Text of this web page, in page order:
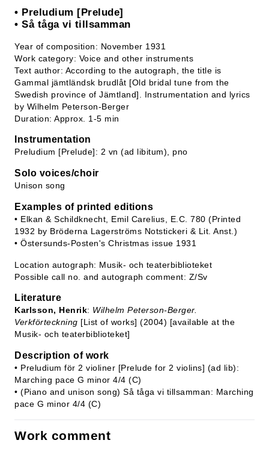
• Preludium [Prelude]
• Så tåga vi tillsamman
Year of composition: November 1931
Work category: Voice and other instruments
Text author: According to the autograph, the title is
Gammal jämtländsk brudlåt [Old bridal tune from the
Swedish province of Jämtland]. Instrumentation and lyrics
by Wilhelm Peterson-Berger
Duration: Approx. 1-5 min
Instrumentation
Preludium [Prelude]: 2 vn (ad libitum), pno
Solo voices/choir
Unison song
Examples of printed editions
• Elkan & Schildknecht, Emil Carelius, E.C. 780 (Printed
1932 by Bröderna Lagerströms Notstickeri & Lit. Anst.)
• Östersunds-Posten's Christmas issue 1931
Location autograph: Musik- och teaterbiblioteket
Possible call no. and autograph comment: Z/Sv
Literature
Karlsson, Henrik: Wilhelm Peterson-Berger.
Verkförteckning [List of works] (2004) [available at the
Musik- och teaterbiblioteket]
Description of work
• Preludium för 2 violiner [Prelude for 2 violins] (ad lib):
Marching pace G minor 4/4 (C)
• (Piano and unison song) Så tåga vi tillsamman: Marching
pace G minor 4/4 (C)
Work comment